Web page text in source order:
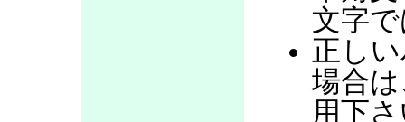
文字
正し
場合
用下